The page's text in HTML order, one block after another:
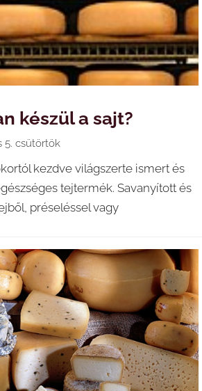
készül a sajt?
5. csütörtök
kezdve világszerte ismert és
tejtermék. Savanyított és
préseléssel vagy